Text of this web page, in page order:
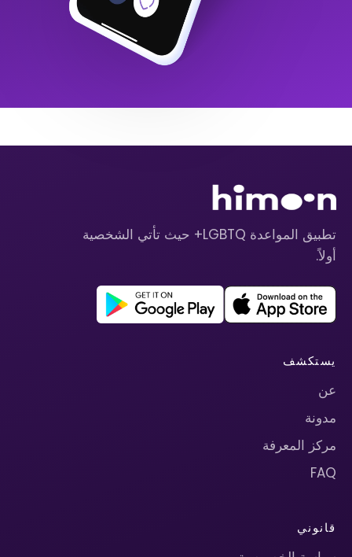
تطبيق المواعدة LGBTQ+ حيث تأتي الشخصية
أولاً.
يستكشف
عن
مدونة
مركز المعرفة
FAQ
قانوني